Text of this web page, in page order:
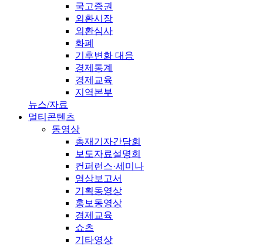
국고증권
외환시장
외환심사
화폐
기후변화 대응
경제통계
경제교육
지역본부
뉴스/자료
멀티콘텐츠
동영상
총재기자간담회
보도자료설명회
컨퍼런스·세미나
영상보고서
기획동영상
홍보동영상
경제교육
쇼츠
기타영상